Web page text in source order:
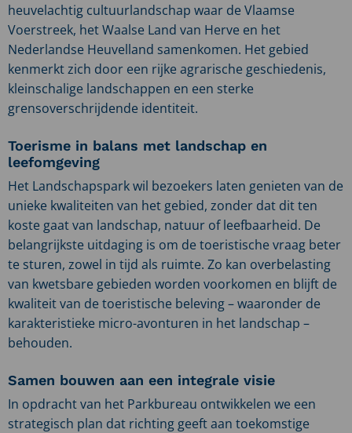
heuvelachtig cultuurlandschap waar de Vlaamse
Voerstreek, het Waalse Land van Herve en het
Nederlandse Heuvelland samenkomen. Het gebied
kenmerkt zich door een rijke agrarische geschiedenis,
kleinschalige landschappen en een sterke
grensoverschrijdende identiteit.
Toerisme in balans met landschap en
leefomgeving
Het Landschapspark wil bezoekers laten genieten van de
unieke kwaliteiten van het gebied, zonder dat dit ten
koste gaat van landschap, natuur of leefbaarheid. De
belangrijkste uitdaging is om de toeristische vraag beter
te sturen, zowel in tijd als ruimte. Zo kan overbelasting
van kwetsbare gebieden worden voorkomen en blijft de
kwaliteit van de toeristische beleving – waaronder de
karakteristieke micro-avonturen in het landschap –
behouden.
Samen bouwen aan een integrale visie
In opdracht van het Parkbureau ontwikkelen we een
strategisch plan dat richting geeft aan toekomstige